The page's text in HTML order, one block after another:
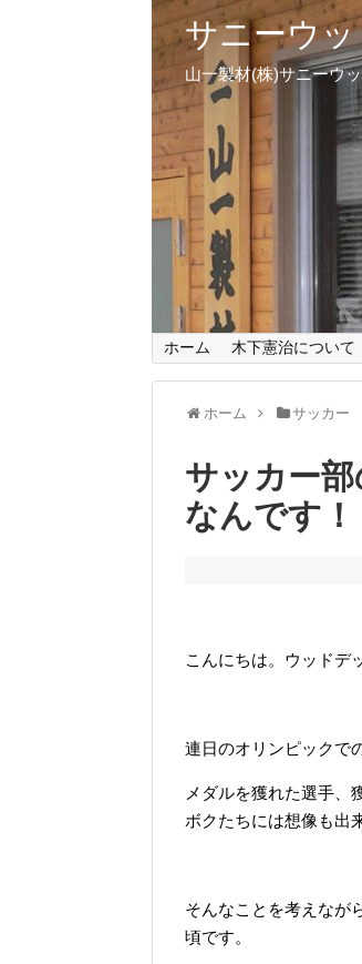
サニーウ
山一製材(株)サニーウ
ホーム 木下憲治について
ホーム サッカー
サッカー
なんです！
こんにちは。ウッドデ
連日のオリンピックで
メダルを獲れた選手、
ボクたちには想像も出
そんなことを考えなが
頃です。